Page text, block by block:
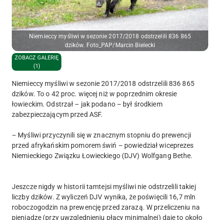
Niemieccy myśliwi w sezonie 2017/2018 odstrzelili 836 865
dzików. Foto_PAP/Marcin Bielecki
ZOBACZ GALERIĘ
(1)
Niemieccy myśliwi w sezonie 2017/2018 odstrzelili 836 865
dzików. To o 42 proc. więcej niż w poprzednim okresie
łowieckim. Odstrzał – jak podano – był środkiem
zabezpieczającym przed ASF.
– Myśliwi przyczynili się w znacznym stopniu do prewencji
przed afrykańskim pomorem świń – powiedział wiceprezes
Niemieckiego Związku Łowieckiego (DJV) Wolfgang Bethe.
Jeszcze nigdy w historii tamtejsi myśliwi nie odstrzelili takiej
liczby dzików. Z wyliczeń DJV wynika, że poświęcili 16,7 mln
roboczogodzin na prewencję przed zarazą. W przeliczeniu na
pieniądze (przy uwzględnieniu płacy minimalnej) daje to około